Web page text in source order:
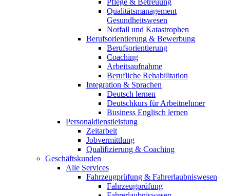
Qualitätsmanagement
Gesundheitswesen
Notfall und Katastrophen
Berufsorientierung & Bewerbung
Berufsorientierung
Coaching
Arbeitsaufnahme
Berufliche Rehabilitation
Integration & Sprachen
Deutsch lernen
Deutschkurs für Arbeitnehmer
Business Englisch lernen
Personaldienstleistung
Zeitarbeit
Jobvermittlung
Qualifizierung & Coaching
Geschäftskunden
Alle Services
Fahrzeugprüfung & Fahrerlaubniswesen
Fahrzeugprüfung